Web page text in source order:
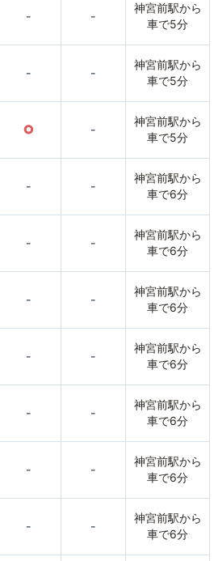
- -
神宮前駅から
車で5分
- -
神宮前駅から
車で5分
○ -
神宮前駅から
車で5分
- -
神宮前駅から
車で6分
- -
神宮前駅から
車で6分
- -
神宮前駅から
車で6分
- -
神宮前駅から
車で6分
- -
神宮前駅から
車で6分
- -
神宮前駅から
車で6分
- -
神宮前駅から
車で6分